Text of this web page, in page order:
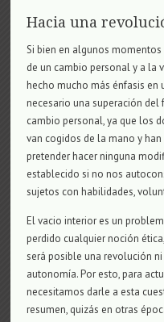
Hacia una
Si bien en algunos
de un cambio personal y a la
hecho mucho más énfasis en
necesario una superación
cambio personal, ya que los
van cogidos de la mano y
pretender hacer ninguna
establecido si no nos
sujetos con habilidades,
El vacio interior es un
perdido cualquier noción
será posible una revolución
autonomía. Por esto, para
necesitamos darle a esta
resumen, quizás en otras